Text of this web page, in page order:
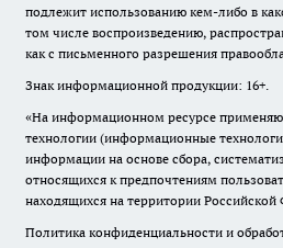
подлежит использованию кем-либо в
том числе воспроизведению,
как с письменного разрешения
Знак информационной продукции: 16+.
«На информационном ресурсе
технологии (информационные
информации на основе сбора,
относящихся к предпочтениям
находящихся на территории Российской
Политика конфиденциальности и